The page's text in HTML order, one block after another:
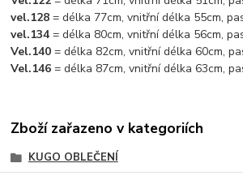
vel.128 = délka 77cm, vnitřní délka 55cm,
vel.134= délka 80cm, vnitřní délka 56cm,
Vel.140= délka 82cm, vnitřní délka 60cm,
Vel.146= délka 87cm, vnitřní délka 63cm,
Zboží zařazeno v kategoriích
KUGO OBLEČENÍ